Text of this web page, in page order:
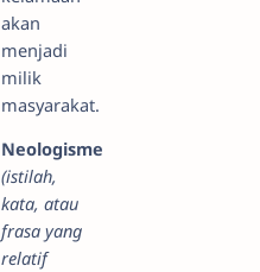
akan
menjadi
milik
masyarakat.
Neologisme
(istilah,
kata, atau
frasa yang
relatif